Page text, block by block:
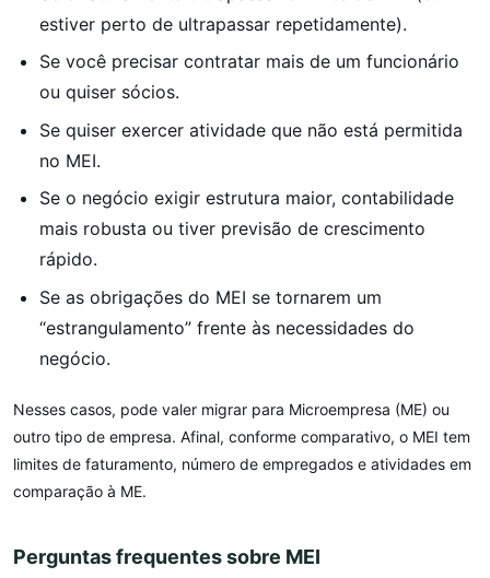
estiver perto de ultrapassar repetidamente).
Se você precisar contratar mais de um funcionário
ou quiser sócios.
Se quiser exercer atividade que não está permitida
no MEI.
Se o negócio exigir estrutura maior, contabilidade
mais robusta ou tiver previsão de crescimento
rápido.
Se as obrigações do MEI se tornarem um
“estrangulamento” frente às necessidades do
negócio.
Nesses casos, pode valer migrar para Microempresa (ME) ou
outro tipo de empresa. Afinal, conforme comparativo, o MEI tem
limites de faturamento, número de empregados e atividades em
comparação à ME.
Perguntas frequentes sobre MEI